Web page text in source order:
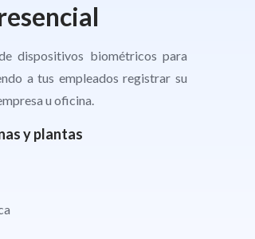
dispositivos biométricos para
a tus empleados registrar su
u oficina.
y plantas